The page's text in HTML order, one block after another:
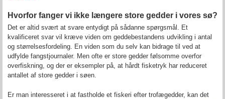
Hvorfor fanger vi ikke længere store gedder i vores sø?
Det er altid svært at svare entydigt på sådanne spørgsmål. Et
kvalificeret svar vil kræve viden om geddebestandens udvikling i antal
og størrelsesfordeling. En viden som du selv kan bidrage til ved at
udfylde fangstjournaler. Men ofte er store gedder følsomme overfor
overfiskning, og der er eksempler på, at hårdt fisketryk har reduceret
antallet af store gedder i søen.
Er man interesseret i at fastholde et fiskeri efter trofægedder, kan det